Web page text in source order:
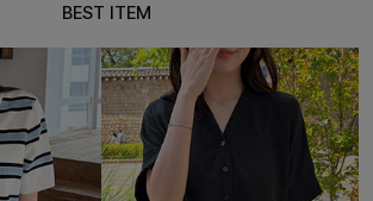
BEST ITEM